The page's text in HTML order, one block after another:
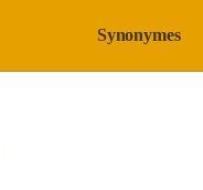
Synonymes